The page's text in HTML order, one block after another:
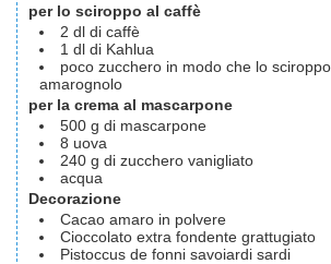
per lo sciroppo al caffè
2 dl di caffè
1 dl di Kahlua
poco zucchero in modo che lo
amarognolo
per la crema al mascarpone
500 g di mascarpone
8 uova
240 g di zucchero vanigliato
acqua
Decorazione
Cacao amaro in polvere
Cioccolato extra fondente grattugiato
Pistoccus de fonni savoiardi sardi